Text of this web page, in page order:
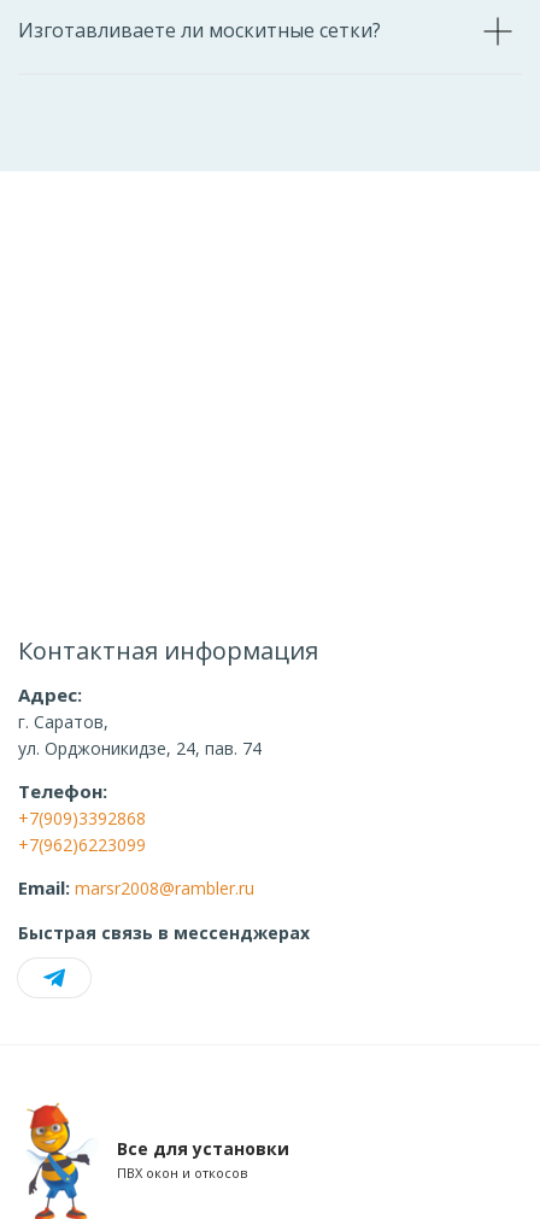
Изготавливаете ли москитные сетки?
Контактная информация
Адрес:
г. Саратов,
ул. Орджоникидзе, 24, пав. 74
Телефон:
+7(909)3392868
+7(962)6223099
Email: marsr2008@rambler.ru
Быстрая связь в мессенджерах
Все для установки
ПВХ окон и откосов